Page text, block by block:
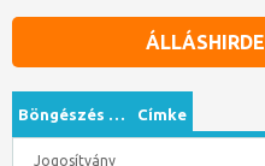
Böngészés … Címke
Jogosítvány